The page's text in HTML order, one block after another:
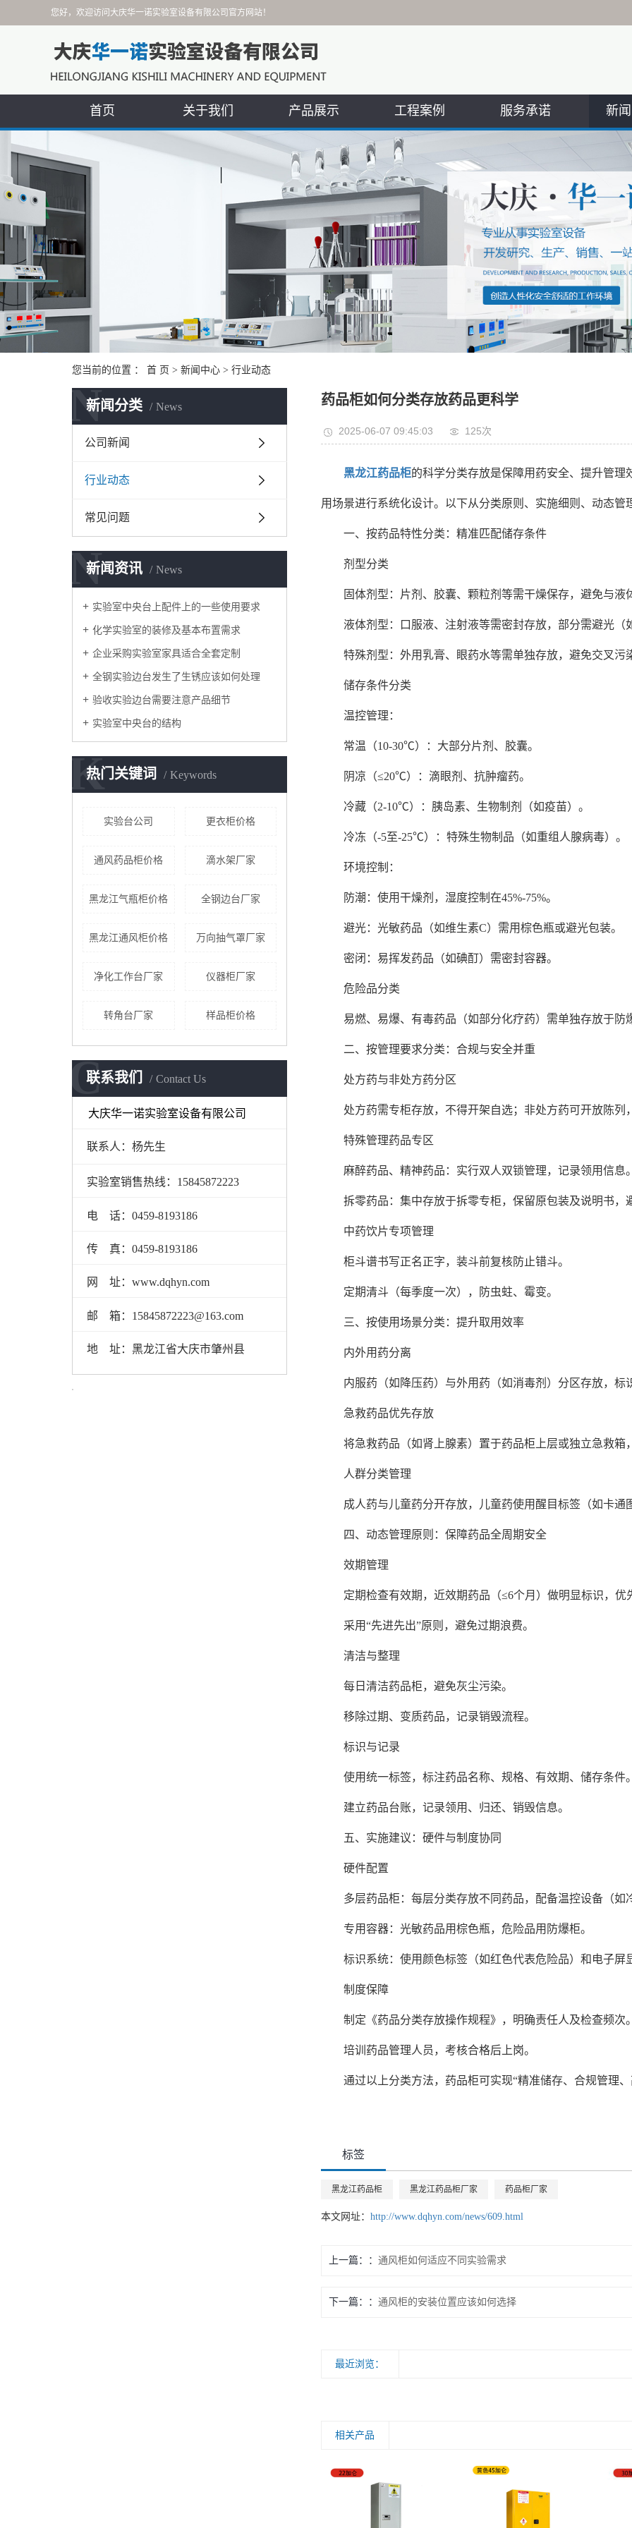
您好，欢迎访问大庆华一诺实验室设备有限公司官方网站！
首页 关于我们 产品展示 工程案例 服务承诺 新
您当前的位置 ： 首 页 > 新闻中心 > 行业动态
新闻分类 News
N
公司新闻
行业动态
常见问题
新闻资讯 News
N
实验室中央台上配件上的一些使用要求
化学实验室的装修及基本布置需求
企业采购实验室家具适合全套定制
全钢实验边台发生了生锈应该如何处理
验收实验边台需要注意产品细节
实验室中央台的结构
热门关键词 Keywords
K
实验台公司 更衣柜价格
通风药品柜价格 滴水架厂家
黑龙江气瓶柜价格 全钢边台厂家
黑龙江通风柜价格 万向抽气罩厂家
净化工作台厂家 仪器柜厂家
转角台厂家 样品柜价格
联系我们 Contact Us
C
大庆华一诺实验室设备有限公司
联系人：杨先生
实验室销售热线：15845872223
电 话：0459-8193186
传 真：0459-8193186
网 址：www.dqhyn.com
邮 箱：15845872223@163.com
地 址：黑龙江省大庆市肇州县
药品柜如何分类存放药品更科学
2025-06-07 09:45:03 125次
黑龙江药品柜的科学分类存放是保障用药安全、提升管
用场景进行系统化设计。以下从分类原则、实施细则、动态管
一、按药品特性分类：精准匹配储存条件
剂型分类
固体剂型：片剂、胶囊、颗粒剂等需干燥保存，避免与液
液体剂型：口服液、注射液等需密封存放，部分需避光（
特殊剂型：外用乳膏、眼药水等需单独存放，避免交叉污
储存条件分类
温控管理：
常温（10-30℃）：大部分片剂、胶囊。
阴凉（≤20℃）：滴眼剂、抗肿瘤药。
冷藏（2-10℃）：胰岛素、生物制剂（如疫苗）。
冷冻（-5至-25℃）：特殊生物制品（如重组人腺病毒）。
环境控制：
防潮：使用干燥剂，湿度控制在45%-75%。
避光：光敏药品（如维生素C）需用棕色瓶或避光包装。
密闭：易挥发药品（如碘酊）需密封容器。
危险品分类
易燃、易爆、有毒药品（如部分化疗药）需单独存放于防
二、按管理要求分类：合规与安全并重
处方药与非处方药分区
处方药需专柜存放，不得开架自选；非处方药可开放陈列
特殊管理药品专区
麻醉药品、精神药品：实行双人双锁管理，记录领用信息
拆零药品：集中存放于拆零专柜，保留原包装及说明书，
中药饮片专项管理
柜斗谱书写正名正字，装斗前复核防止错斗。
定期清斗（每季度一次），防虫蛀、霉变。
三、按使用场景分类：提升取用效率
内外用药分离
内服药（如降压药）与外用药（如消毒剂）分区存放，标
急救药品优先存放
将急救药品（如肾上腺素）置于药品柜上层或独立急救箱
人群分类管理
成人药与儿童药分开存放，儿童药使用醒目标签（如卡通
四、动态管理原则：保障药品全周期安全
效期管理
定期检查有效期，近效期药品（≤6个月）做明显标识，优
采用“先进先出”原则，避免过期浪费。
清洁与整理
每日清洁药品柜，避免灰尘污染。
移除过期、变质药品，记录销毁流程。
标识与记录
使用统一标签，标注药品名称、规格、有效期、储存条件
建立药品台账，记录领用、归还、销毁信息。
五、实施建议：硬件与制度协同
硬件配置
多层药品柜：每层分类存放不同药品，配备温控设备（如
专用容器：光敏药品用棕色瓶，危险品用防爆柜。
标识系统：使用颜色标签（如红色代表危险品）和电子屏
制度保障
制定《药品分类存放操作规程》，明确责任人及检查频次
培训药品管理人员，考核合格后上岗。
通过以上分类方法，药品柜可实现“精准储存、合规管理、
标签
黑龙江药品柜 黑龙江药品柜厂家 药品柜厂家
本文网址： http://www.dqhyn.com/news/609.html
上一篇： 通风柜如何适应不同实验需求
下一篇： 通风柜的安装位置应该如何选择
最近浏览：
相关产品